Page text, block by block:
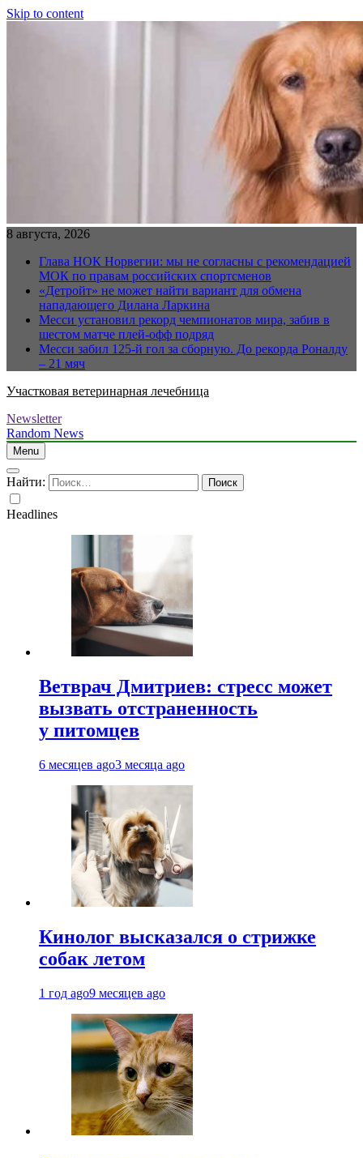
Skip to content
8 августа, 2026
Глава НОК Норвегии: мы не согласны с рекомендацией
МОК по правам российских спортсменов
«Детройт» не может найти вариант для обмена
нападающего Дилана Ларкина
Месси установил рекорд чемпионатов мира, забив в
шестом матче плей‑офф подряд
Месси забил 125-й гол за сборную. До рекорда Роналду
– 21 мяч
Участковая ветеринарная лечебница
Newsletter
Random News
Menu
Найти:
Headlines
Ветврач Дмитриев: стресс может
вызвать отстраненность
у питомцев
6 месяцев ago3 месяца ago
Кинолог высказался о стрижке
собак летом
1 год ago9 месяцев ago